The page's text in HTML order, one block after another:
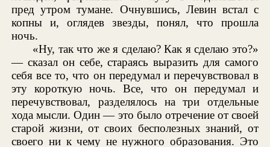
пред утром тумане. Очнувшись, Левин встал с
копны и, оглядев звезды, понял, что прошла
ночь.
«Ну, так что же я сделаю? Как я сделаю это?»
— сказал он себе, стараясь выразить для самого
себя все то, что он передумал и перечувствовал в
эту короткую ночь. Все, что он передумал и
перечувствовал, разделялось на три отдельные
хода мысли. Один — это было отречение от своей
старой жизни, от своих бесполезных знаний, от
своего ни к чему не нужного образования. Это